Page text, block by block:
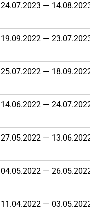
24.07.2023 —
19.09.2022 —
25.07.2022 —
14.06.2022 —
27.05.2022 —
04.05.2022 —
11.04.2022 —